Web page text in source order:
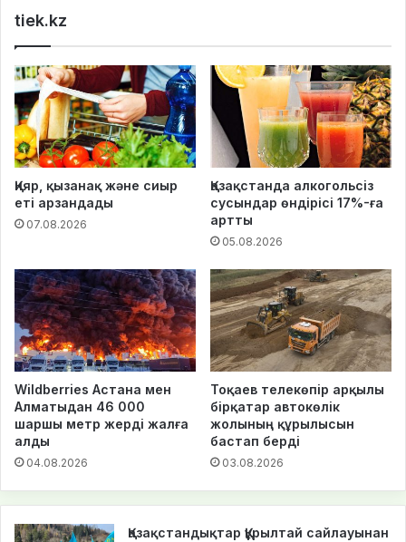
tiek.kz
Қияр, қызанақ және сиыр
еті арзандады
07.08.2026
Қазақстанда алкогольсіз
сусындар өндірісі 17%-ға
артты
05.08.2026
Wildberries Астана мен
Алматыдан 46 000
шаршы метр жерді жалға
алды
04.08.2026
Тоқаев телекөпір арқылы
бірқатар автокөлік
жолының құрылысын
бастап берді
03.08.2026
Қазақстандықтар Құрылтай сайлауынан